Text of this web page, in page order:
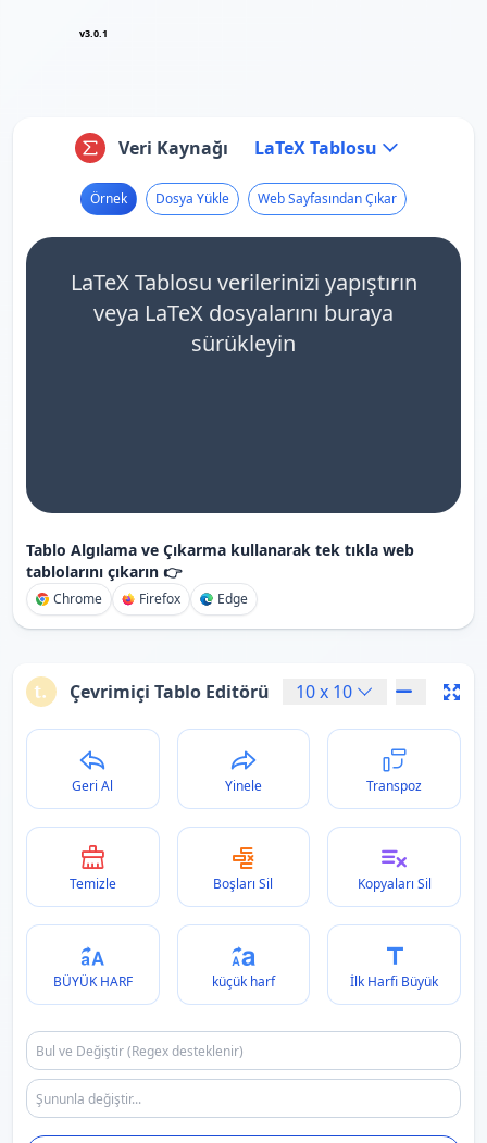
v3.0.1
Veri Kaynağı LaTeX Tablosu
Örnek Dosya Yükle Web Sayfasından Çıkar
LaTeX Tablosu verilerinizi yapıştırın
veya LaTeX dosyalarını buraya
sürükleyin
Tablo Algılama ve Çıkarma kullanarak tek tıkla web
tablolarını çıkarın 👉
Chrome Firefox Edge
Çevrimiçi Tablo Editörü 10x 10
Geri Al Yinele Transpoz
Temizle Boşları Sil Kopyaları Sil
BÜYÜK HARF küçük harf İlk Harfi Büyük